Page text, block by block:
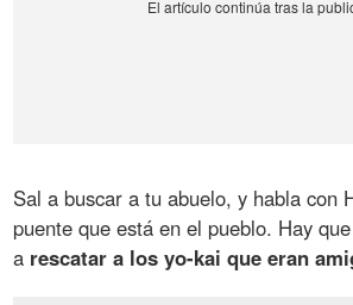
Sal a buscar a tu abuelo, y habla con
puente que está en el pueblo. Hay
a rescatar a los yo-kai que eran